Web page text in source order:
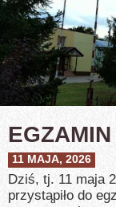
11 MAJA, 2026
Dziś, tj. 11 maja
przystąpiło do